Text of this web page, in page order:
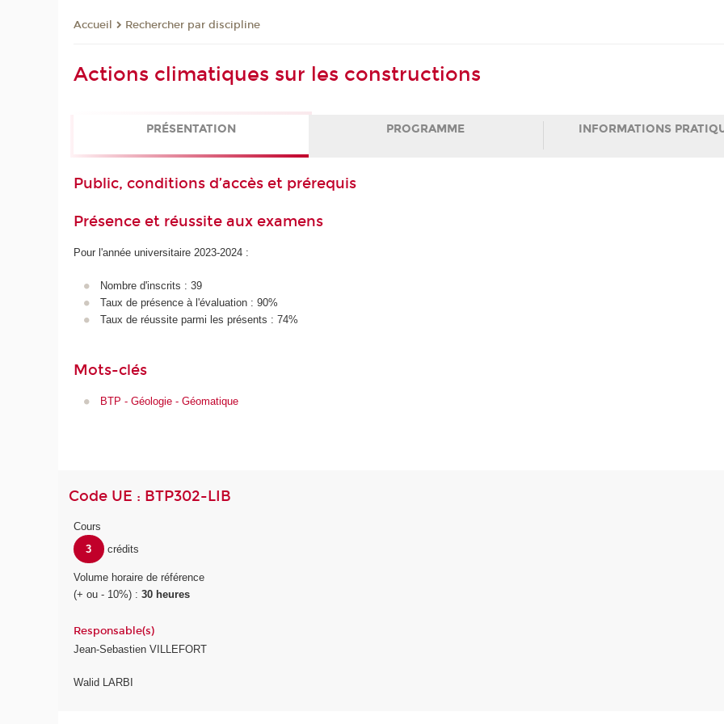
Accueil Rechercher par discipline
Actions climatiques sur les constructions
PRÉSENTATION PROGRAMME INFORMATIONS
Public, conditions d’accès et prérequis
Présence et réussite aux examens
Pour l'année universitaire 2023-2024 :
Nombre d'inscrits : 39
Taux de présence à l'évaluation : 90%
Taux de réussite parmi les présents : 74%
Mots-clés
BTP - Géologie - Géomatique
Code UE : BTP302-LIB
Cours
3
crédits
Volume horaire de référence
(+ ou - 10%) :30 heures
Responsable(s)
Jean-Sebastien VILLEFORT
Walid LARBI